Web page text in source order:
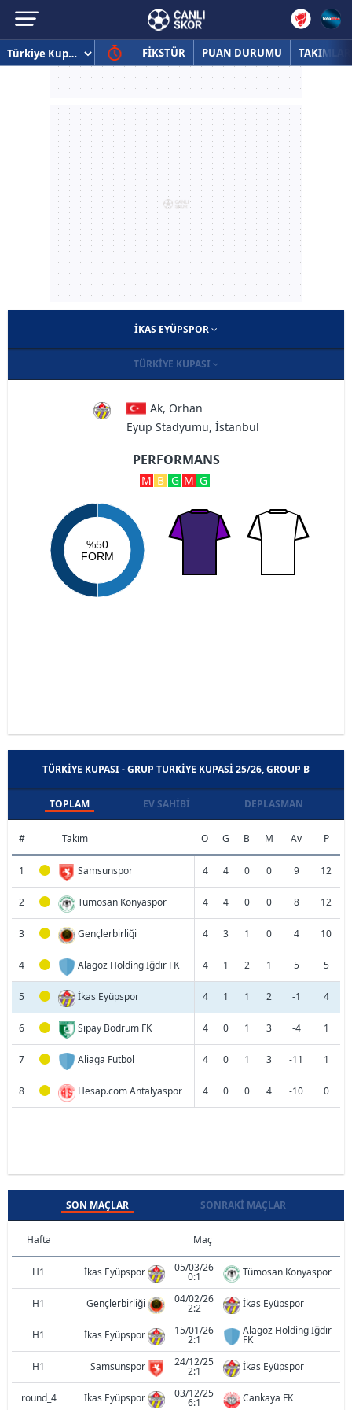
FİKSTÜR PUAN DURUMU TAKIMLAR
İKAS EYÜPSPOR
TÜRKIYE KUPASI
Ak, Orhan
Eyüp Stadyumu, İstanbul
PERFORMANS
M B G M G
%50
FORM
TÜRKIYE KUPASI - GRUP TURKIYE KUPASI 25/26, GROUP B
TOPLAM EV SAHIBI DEPLASMAN
# Takım O G B M Av P
1 Samsunspor 4 4 0 0 9 12
2 Tümosan Konyaspor 4 4 0 0 8 12
3 Gençlerbirliği 4 3 1 0 4 10
4 Alagöz Holding Iğdır FK 4 1 2 1 5 5
5 İkas Eyüpspor 4 1 1 2 -1 4
6 Sipay Bodrum FK 4 0 1 3 -4 1
7 Aliaga Futbol 4 0 1 3 -11 1
8 Hesap.com Antalyaspor 4 0 0 4 -10 0
SON MAÇLAR SONRAKI MAÇLAR
Hafta Maç
H1 İkas Eyüpspor 05/03/26
0:1 Tümosan Konyaspor
H1 Gençlerbirliği 04/02/26
2:2 İkas Eyüpspor
H1 İkas Eyüpspor 15/01/26
2:1
Alagöz Holding Iğdır
FK
H1
Samsunspor 24/12/25
2:1 İkas Eyüpspor
round_4 İkas Eyüpspor 03/12/25
6:1 Cankaya FK